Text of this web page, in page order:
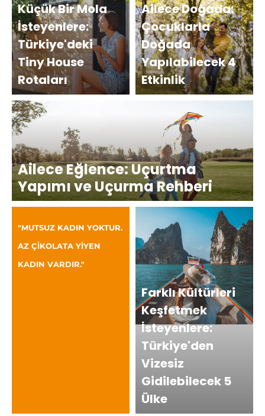
Küçük Bir Mola
İsteyenlere:
Türkiye'deki
Tiny House
Rotaları
Ailece Eğlence: Uçurtma
Yapımı ve Uçurma Rehberi
"MUTSUZ KADIN YOKTUR.
AZ ÇİKOLATA YİYEN
KADIN VARDIR."
Ailece Doğada:
Çocuklarla
Doğada
Yapılabilecek 4
Etkinlik
Farklı Kültürleri
Keşfetmek
İsteyenlere:
Türkiye'den
Vizesiz
Gidilebilecek 5
Ülke